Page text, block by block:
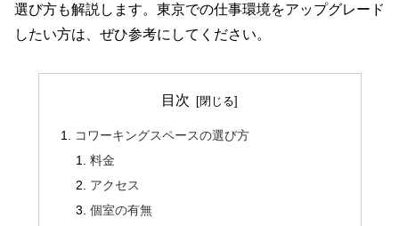
選び方も解説します。東京での仕事環境をアップグレード
したい方は、ぜひ参考にしてください。
目次
コワーキングスペースの選び方
料金
アクセス
個室の有無